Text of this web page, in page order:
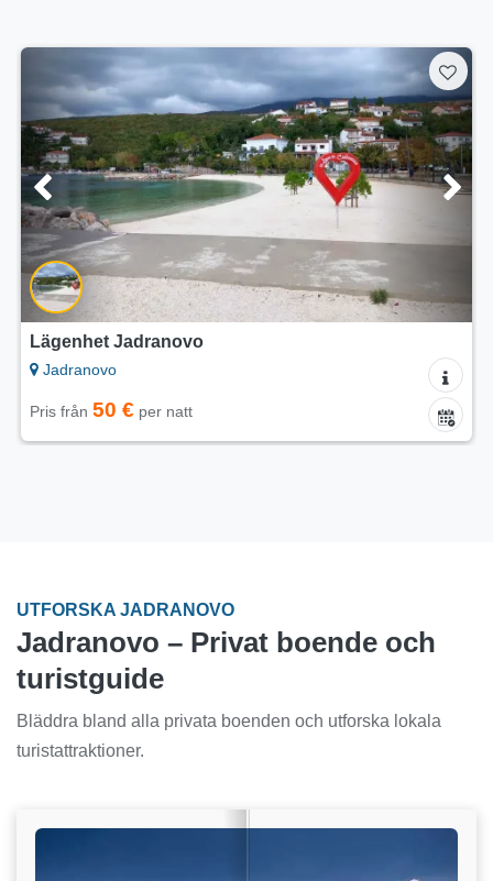
Lägenhet Jadranovo
Jadranovo
Pris från 50 € per natt
UTFORSKA JADRANOVO
Jadranovo – Privat boende och
turistguide
Bläddra bland alla privata boenden och utforska lokala
turistattraktioner.